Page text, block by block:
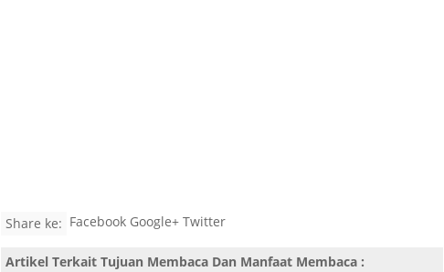
Share ke: Facebook Google+ Twitter
Artikel Terkait Tujuan Membaca Dan Manfaat Membaca: